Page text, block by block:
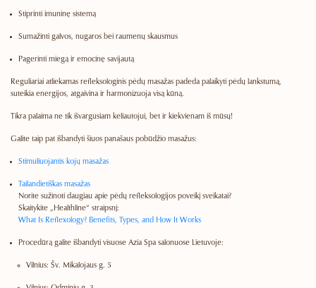
Stiprinti imuninę sistemą
Sumažinti galvos, nugaros bei raumenų skausmus
Pagerinti miegą ir emocinę savijautą
Reguliariai atliekamas refleksologinis pėdų masažas padeda palaikyti pėdų lankstumą,
suteikia energijos, atgaivina ir harmonizuoja visą kūną.
Tikra palaima ne tik išvargusiam keliautojui, bet ir kiekvienam iš mūsų!
Galite taip pat išbandyti šiuos panašaus pobūdžio masažus:
Stimuliuojantis kojų masažas
Tailandietiškas masažas
Norite sužinoti daugiau apie pėdų refleksologijos poveikį sveikatai?
Skaitykite „Healthline“ straipsnį:
What Is Reflexology? Benefits, Types, and How It Works
Procedūrą galite išbandyti visuose Azia Spa salonuose Lietuvoje:
Vilnius: Šv. Mikalojaus g. 5